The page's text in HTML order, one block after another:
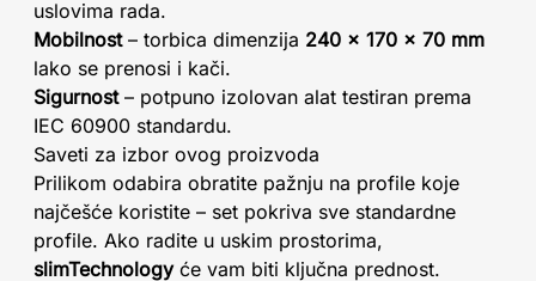
uslovima rada.
Mobilnost– torbica dimenzija 240 x 170 x 70 mm
lako se prenosi i kači.
Sigurnost– potpuno izolovan alat testiran prema
IEC 60900 standardu.
Saveti za izbor ovog proizvoda
Prilikom odabira obratite pažnju na profile koje
najčešće koristite – set pokriva sve standardne
profile. Ako radite u uskim prostorima,
slimTechnologyće vam biti ključna prednost.